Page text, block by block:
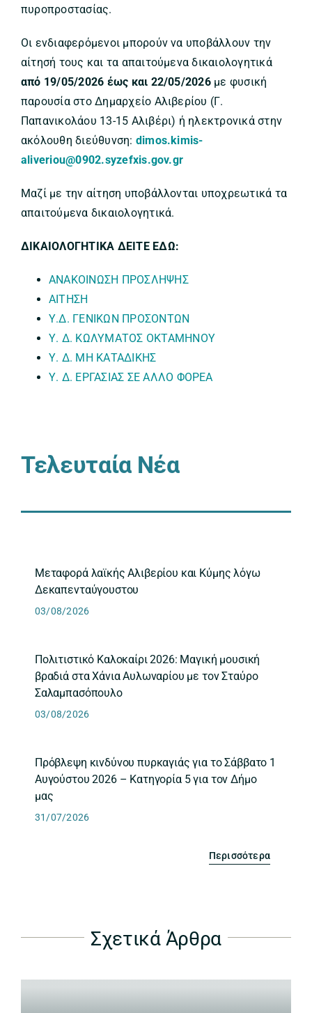
πυροπροστασίας.
Οι ενδιαφερόμενοι μπορούν να υποβάλλουν την
αίτησή τους και τα απαιτούμενα δικαιολογητικά
από 19/05/2026 έως και 22/05/2026με φυσική
παρουσία στο Δημαρχείο Αλιβερίου (Γ.
Παπανικολάου 13-15 Αλιβέρι) ή ηλεκτρονικά στην
ακόλουθη διεύθυνση: dimos.kimis-
aliveriou@0902.syzefxis.gov.gr
Μαζί με την αίτηση υποβάλλονται υποχρεωτικά τα
απαιτούμενα δικαιολογητικά.
ΔΙΚΑΙΟΛΟΓΗΤΙΚΑ ΔΕΙΤΕ ΕΔΩ:
ΑΝΑΚΟΙΝΩΣΗ ΠΡΟΣΛΗΨΗΣ
ΑΙΤΗΣΗ
Υ.Δ. ΓΕΝΙΚΩΝ ΠΡΟΣΟΝΤΩΝ
Υ. Δ. ΚΩΛΥΜΑΤΟΣ ΟΚΤΑΜΗΝΟΥ
Υ. Δ. ΜΗ ΚΑΤΑΔΙΚΗΣ
Υ. Δ. ΕΡΓΑΣΙΑΣ ΣΕ ΑΛΛΟ ΦΟΡΕΑ
Τελευταία Νέα
Μεταφορά λαϊκής Αλιβερίου και Κύμης λόγω
Δεκαπενταύγουστου
03/08/2026
Πολιτιστικό Καλοκαίρι 2026: Μαγική μουσική
βραδιά στα Χάνια Αυλωναρίου με τον Σταύρο
Σαλαμπασόπουλο
03/08/2026
Πρόβλεψη κινδύνου πυρκαγιάς για το Σάββατο 1
Αυγούστου 2026 – Κατηγορία 5 για τον Δήμο
μας
31/07/2026
Περισσότερα
Σχετικά Άρθρα